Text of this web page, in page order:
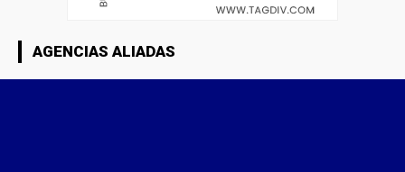
AGENCIAS ALIADAS